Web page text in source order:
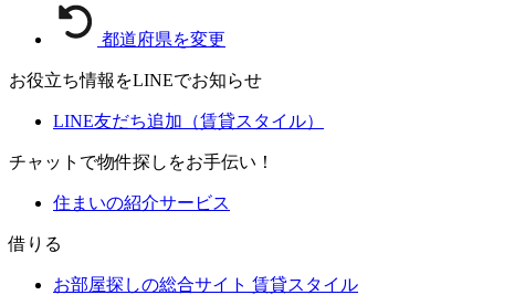
都道府県を変更
お役立ち情報をLINEでお知らせ
LINE友だち追加（賃貸スタイル）
チャットで物件探しをお手伝い！
住まいの紹介サービス
借りる
お部屋探しの総合サイト 賃貸スタイル